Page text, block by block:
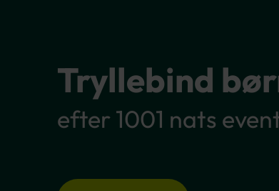
Tryllebind
efter 1001 nats